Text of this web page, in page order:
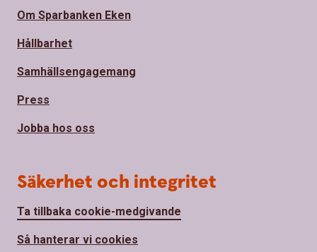
Om Sparbanken Eken
Hållbarhet
Samhällsengagemang
Press
Jobba hos oss
Säkerhet och integritet
Ta tillbaka cookie-medgivande
Så hanterar vi cookies